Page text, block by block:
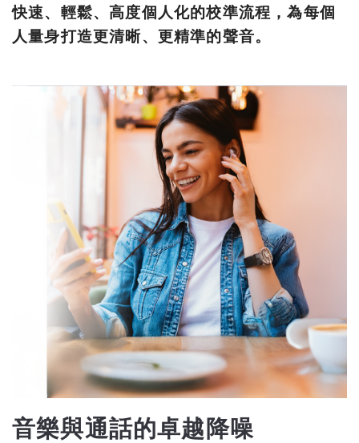
快速、輕鬆、高度個人化的校準流程，為每個
人量身打造更清晰、更精準的聲音。
音樂與通話的卓越降噪